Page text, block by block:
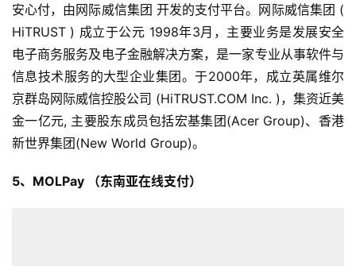
安心付，由网际威信集团 开发的支付平台。网际威信集团 (
HiTRUST ) 成立于公元 1998年3月，主要业务是发展安全
电子商务服务及电子金融解决方案，是一家专业从事软件与
信息技术服务的大型企业集团。于2000年，成立英属维尔
京群岛网际威信控股公司 (HiTRUST.COM Inc. )，集资近美
金一亿元, 主要股东成员包括宏基集团(Acer Group)、香港
新世界集团(New World Group)。
5、MOLPay （东南亚在线支付）